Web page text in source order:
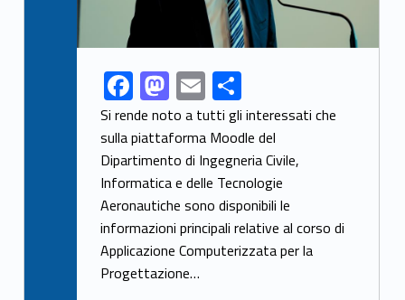
Link identifier share facebook archive #share-link-archive-30999F
ac
e
b
o
o
k
M
as
to
d
o
n
E
m
ai
l
C
o
n
di
vi
di
Si rende noto a tutti gli interessati che
sulla piattaforma Moodle del
Dipartimento di Ingegneria Civile,
Informatica e delle Tecnologie
Aeronautiche sono disponibili le
informazioni principali relative al corso di
Applicazione Computerizzata per la
Progettazione…